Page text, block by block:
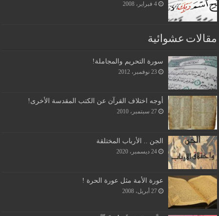
4 فبراير، 2008
مقالات عشوائية
سورة التحريم والمجاملة!
23 نوفمبر، 2012
أوجه اختلاف القرآن عن الكتب المقدسة الأخرى!
27 سبتمبر، 2010
الجن .. الأرباب المختلقة
24 ديسمبر، 2020
عورة الأمة مثل عورة الحرة !
27 أبريل، 2008